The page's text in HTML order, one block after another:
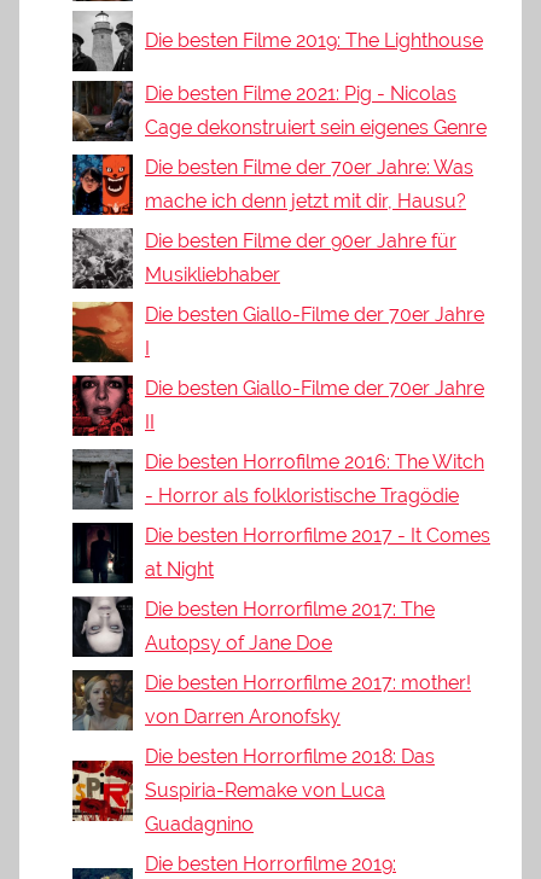
Die besten Filme 2019: The Lighthouse
Die besten Filme 2021: Pig - Nicolas
Cage dekonstruiert sein eigenes Genre
Die besten Filme der 70er Jahre: Was
mache ich denn jetzt mit dir, Hausu?
Die besten Filme der 90er Jahre für
Musikliebhaber
Die besten Giallo-Filme der 70er Jahre
I
Die besten Giallo-Filme der 70er Jahre
II
Die besten Horrofilme 2016: The Witch
- Horror als folkloristische Tragödie
Die besten Horrorfilme 2017 - It Comes
at Night
Die besten Horrorfilme 2017: The
Autopsy of Jane Doe
Die besten Horrorfilme 2017: mother!
von Darren Aronofsky
Die besten Horrorfilme 2018: Das
Suspiria-Remake von Luca
Guadagnino
Die besten Horrorfilme 2019: